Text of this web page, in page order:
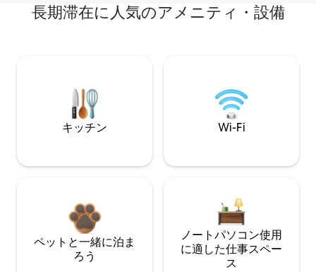
長期滞在に人気のアメニティ・設備
キッチン Wi-Fi
ペットと一緒に泊ま
ろう
ノートパソコン使用
に適した仕事スペー
ス